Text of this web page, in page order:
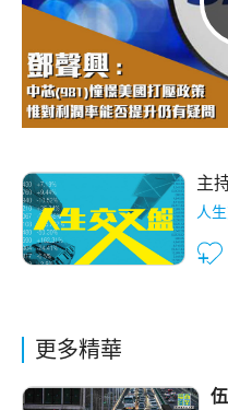
主
人
更多精華